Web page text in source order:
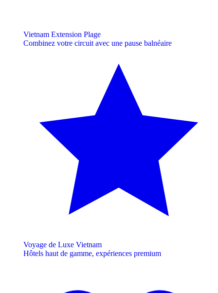
Vietnam Extension Plage
Combinez votre circuit avec une pause balnéaire
Voyage de Luxe Vietnam
Hôtels haut de gamme, expériences premium